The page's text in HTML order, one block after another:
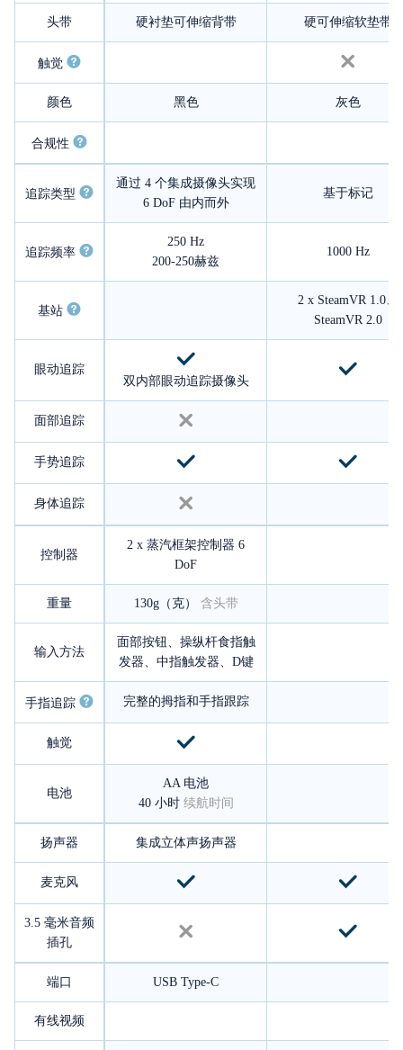
头带 硬衬垫可伸缩背带 硬可伸缩软垫带
触觉
颜色 黑色 灰色
合规性
追踪类型
通过 4 个集成摄像头实现
6 DoF 由内而外
基于标记
追踪频率
250 Hz
200-250赫兹
1000 Hz
基站
2 x SteamVR 1.0、
SteamVR 2.0
眼动追踪
双内部眼动追踪摄像头
面部追踪
手势追踪
身体追踪
控制器
2 x 蒸汽框架控制器 6
DoF
重量 130g（克） 含头带
输入方法
面部按钮、操纵杆食指触
发器、中指触发器、D键
手指追踪 完整的拇指和手指跟踪
触觉
电池
AA 电池
40 小时 续航时间
扬声器 集成立体声扬声器
麦克风
3.5 毫米音频
插孔
端口 USB Type-C
有线视频